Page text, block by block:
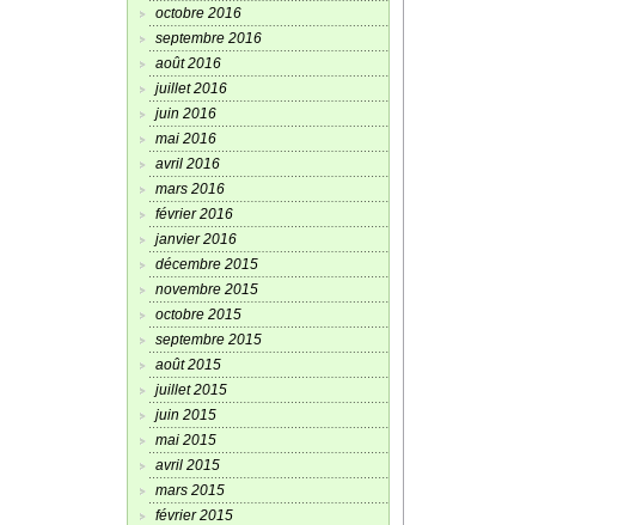
octobre 2016
septembre 2016
août 2016
juillet 2016
juin 2016
mai 2016
avril 2016
mars 2016
février 2016
janvier 2016
décembre 2015
novembre 2015
octobre 2015
septembre 2015
août 2015
juillet 2015
juin 2015
mai 2015
avril 2015
mars 2015
février 2015